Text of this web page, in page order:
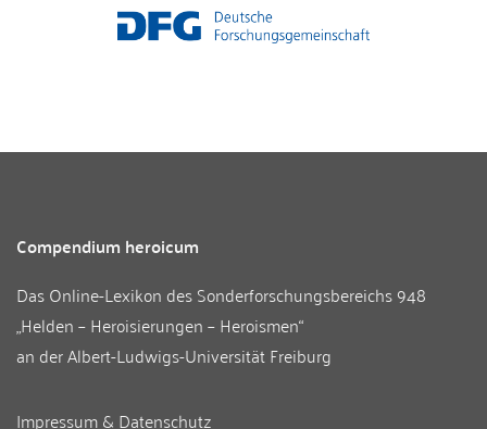
Compendium heroicum
Das Online-Lexikon desSonderforschungsbereichs 948
„Helden – Heroisierungen – Heroismen“
an derAlbert-Ludwigs-Universität Freiburg
Impressum & Datenschutz